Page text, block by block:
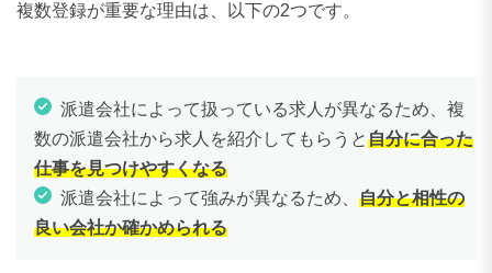
複数登録が重要な理由は、以下の2つです。
派遣会社によって扱っている求人が異なるため、複
数の派遣会社から求人を紹介してもらうと自分に合った
仕事を見つけやすくなる
派遣会社によって強みが異なるため、 自分と相性の
良い会社か確かめられる